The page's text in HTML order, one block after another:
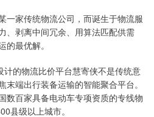
一家传统物流公司，而诞生于物流服
、剥离中间冗余、用算法匹配供需
最优解。
计的物流比价平台慧寄侠不是传统意
末端出行装备运输的智能聚合平台。
数百家具备电动车专项资质的专线物
县级以上城市。